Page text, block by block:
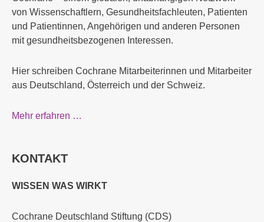
von Wissenschaftlern, Gesundheitsfachleuten, Patienten
und Patientinnen, Angehörigen und anderen Personen
mit gesundheitsbezogenen Interessen.
Hier schreiben Cochrane Mitarbeiterinnen und Mitarbeiter
aus Deutschland, Österreich und der Schweiz.
Mehr erfahren …
KONTAKT
WISSEN WAS WIRKT
Cochrane Deutschland Stiftung (CDS)